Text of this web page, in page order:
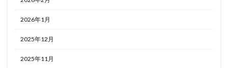
2026年1月
2025年12月
2025年11月